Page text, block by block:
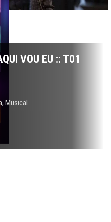
VOU EU :: T01
, Musical